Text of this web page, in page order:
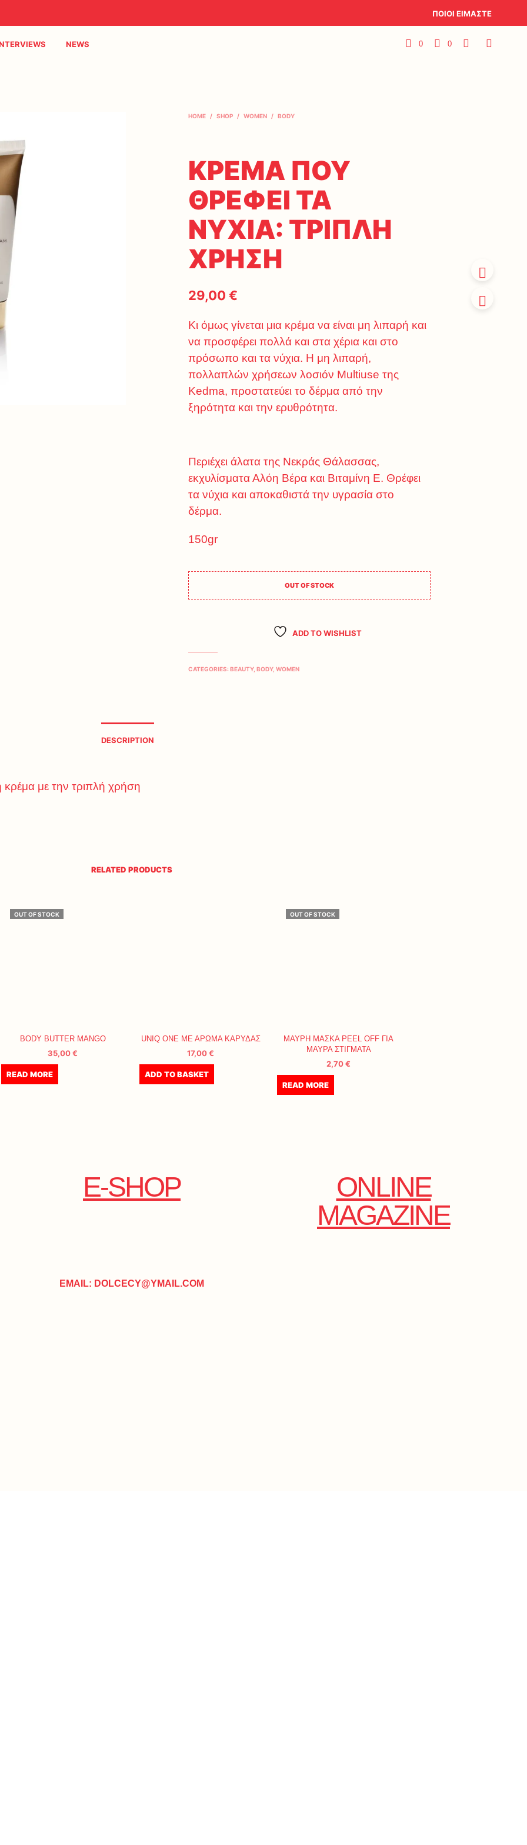
ΠΟΙΟΙ ΕΙΜΑΣΤΕ
NEWS 0 0
HOME / SHOP / WOMEN / BODY
ΚΡΕΜΑ ΠΟΥ
ΘΡΕΦΕΙ ΤΑ
ΝΥΧΙΑ: ΤΡΙΠΛΗ
ΧΡΗΣΗ
29,00€
Κι όμως γίνεται μια κρέμα να είναι μη λιπαρή και
να προσφέρει πολλά και στα χέρια και στο
πρόσωπο και τα νύχια. Η μη λιπαρή,
πολλαπλών χρήσεων λοσιόν Multiuse της
Kedma, προστατεύει το δέρμα από την
ξηρότητα και την ερυθρότητα.
Περιέχει άλατα της Νεκράς Θάλασσας,
εκχυλίσματα Αλόη Βέρα και Βιταμίνη Ε. Θρέφει
τα νύχια και αποκαθιστά την υγρασία στο
δέρμα.
150gr
OUT OF STOCK
ADD TO WISHLIST
CATEGORIES:BEAUTY,BODY,WOMEN
DESCRIPTION
κρέμα με την τριπλή χρήση
RELATED PRODUCTS
OUT OF STOCK
BODY BUTTER MANGO
35,00€
READ MORE
UNIQ ONE ΜΕ ΑΡΩΜΑ ΚΑΡΥΔΑΣ
17,00€
ADD TO BASKET
OUT OF STOCK
ΜΑΥΡΗ ΜΑΣΚΑ PEEL OFF ΓΙΑ
ΜΑΥΡΑ ΣΤΙΓΜΑΤΑ
2,70€
READ MORE
E-SHOP
ONLINE
MAGAZINE
EMAIL: DOLCECY@YMAIL.COM